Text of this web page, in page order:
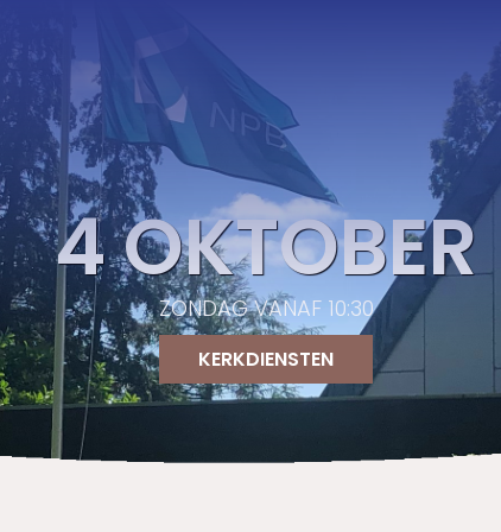
4 OKTOBER
ZONDAG VANAF 10:30
KERKDIENSTEN